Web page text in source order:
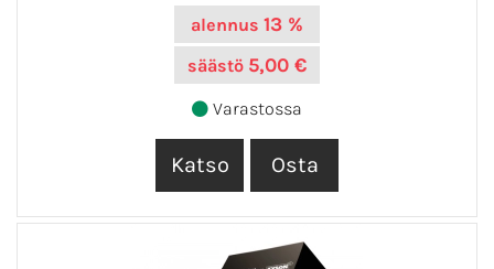
alennus 13 %
säästö 5,00 €
Varastossa